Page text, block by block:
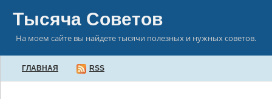
Тысяча Советов
На моем сайте вы найдете тысячи полезных и нужных советов.
ГЛАВНАЯ RSS